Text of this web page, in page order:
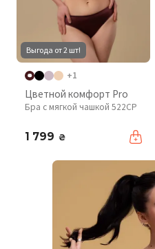
Выгода от 2 шт!
+1
Цветной комфорт Pro
Бра с мягкой чашкой 522CP
1 799 ₴